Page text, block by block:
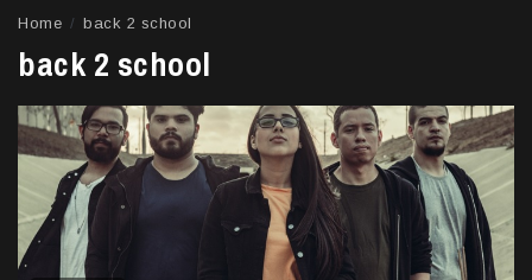
Home back 2 school
back 2 school